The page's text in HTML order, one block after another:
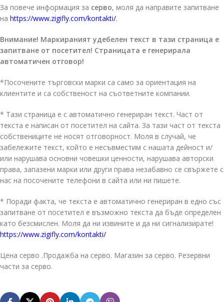
За повече информация за серво, моля да направите запитване
на https://www.zigifly.com/kontakti/.
Внимание! Маркираният удебелен текст в тази страница е
запитване от посетител! Страницата е генерирала
автоматичен отговор!
*Посочените търговски марки са само за ориентация на
клиентите и са собственост на съответните компании.
* Тази страница е с автоматично генериран текст. Част от
текста е написан от посетител на сайта. За тази част от текста
собствениците не носят отговорност. Моля в случай, че
забележите текст, който е несъвместим с нашата дейност и/
или нарушава основни човешки ценности, нарушава авторски
права, запазени марки или други права незабавно се свържете с
нас на посочените телефони в сайта или ни пишете.
* Поради факта, че текста е автоматично генериран в едно със
запитване от посетител е възможно текста да бъде определен
като безсмислен. Моля да ни извините и да ни сигнализирате!
https://www.zigifly.com/kontakti/
Цена серво .Продажба на серво. Магазин за серво. Резервни
части за серво.